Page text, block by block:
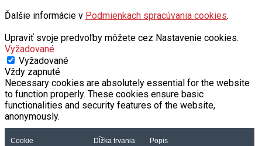
Ďalšie informácie v Podmienkach spracúvania cookies.
Upraviť svoje predvoľby môžete cez Nastavenie cookies.
Vyžadované
Vyžadované
Vždy zapnuté
Necessary cookies are absolutely essential for the website
to function properly. These cookies ensure basic
functionalities and security features of the website,
anonymously.
Cookie Dĺžka trvania Popis